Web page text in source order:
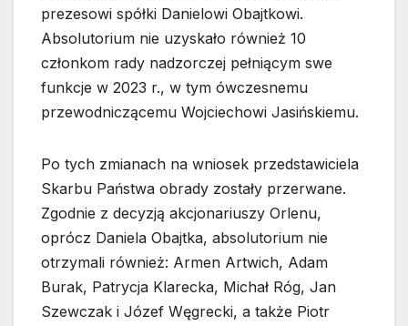
prezesowi spółki Danielowi Obajtkowi.
Absolutorium nie uzyskało również 10
członkom rady nadzorczej pełniącym swe
funkcje w 2023 r., w tym ówczesnemu
przewodniczącemu Wojciechowi Jasińskiemu.
Po tych zmianach na wniosek przedstawiciela
Skarbu Państwa obrady zostały przerwane.
Zgodnie z decyzją akcjonariuszy Orlenu,
oprócz Daniela Obajtka, absolutorium nie
otrzymali również: Armen Artwich, Adam
Burak, Patrycja Klarecka, Michał Róg, Jan
Szewczak i Józef Węgrecki, a także Piotr